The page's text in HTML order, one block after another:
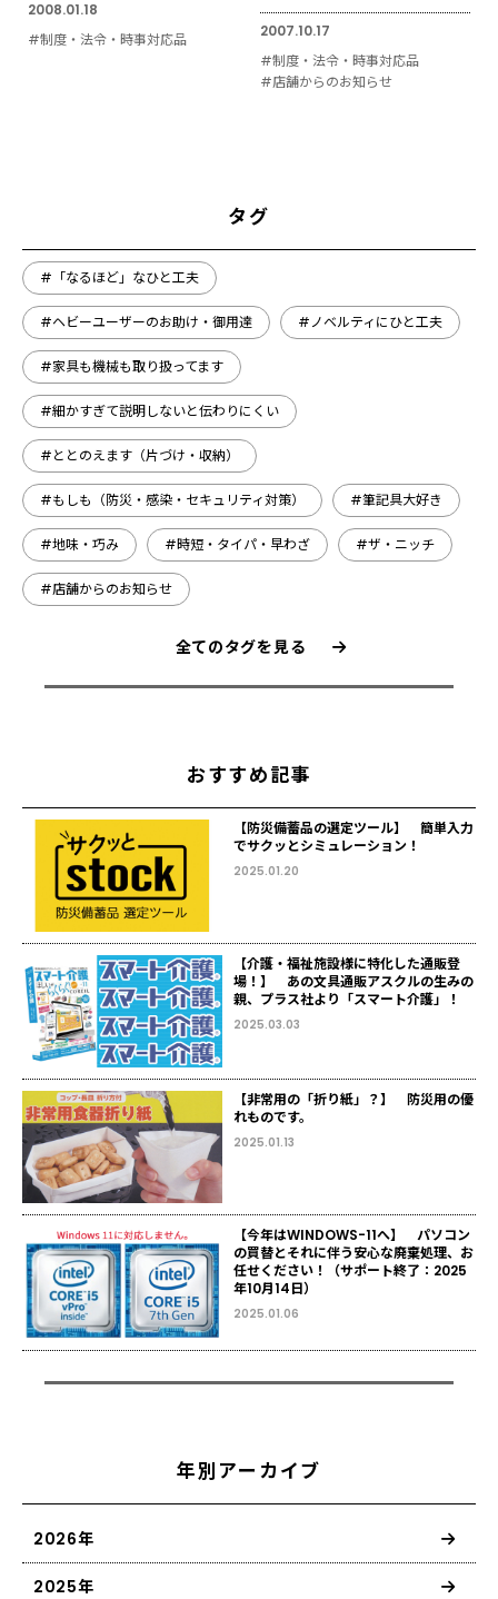
2008.01.18
#制度・法令・時事対応品
2007.10.17
#制度・法令・時事対応品
#店舗からのお知らせ
タグ
#「なるほど」なひと工夫
#ヘビーユーザーのお助け・御用達 #ノベルティにひと工夫
#家具も機械も取り扱ってます
#細かすぎて説明しないと伝わりにくい
#ととのえます（片づけ・収納）
#もしも（防災・感染・セキュリティ対策） #筆記具大好き
#地味・巧み #時短・タイパ・早わざ #ザ・ニッチ
#店舗からのお知らせ
全てのタグを見る
おすすめ記事
【防災備蓄品の選定ツール】 簡単入力
でサクッとシミュレーション！
2025.01.20
【介護・福祉施設様に特化した通販登
場！】 あの文具通販アスクルの生みの
親、プラス社より「スマート介護」！
2025.03.03
【非常用の「折り紙」？】 防災用の優
れものです。
2025.01.13
【今年はWINDOWS-11へ】 パソコン
の買替とそれに伴う安心な廃棄処理、お
任せください！（サポート終了：2025
年10月14日）
2025.01.06
年別アーカイブ
2026年
2025年